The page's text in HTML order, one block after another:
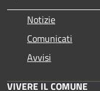
Notizie
Comunicati
Avvisi
VIVERE IL COMUNE